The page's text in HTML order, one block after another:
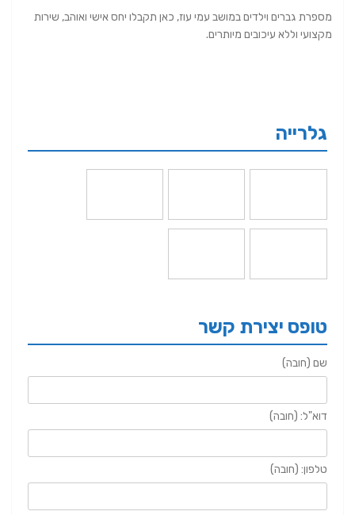
מספרת גברים וילדים במושב עמי עוז, כאן תקבלו יחס אישי ואוהב, שירות
מקצועי וללא עיכובים מיותרים.
גלרייה
טופס יצירת קשר
שם (חובה)
דוא"ל: (חובה)
טלפון: (חובה)